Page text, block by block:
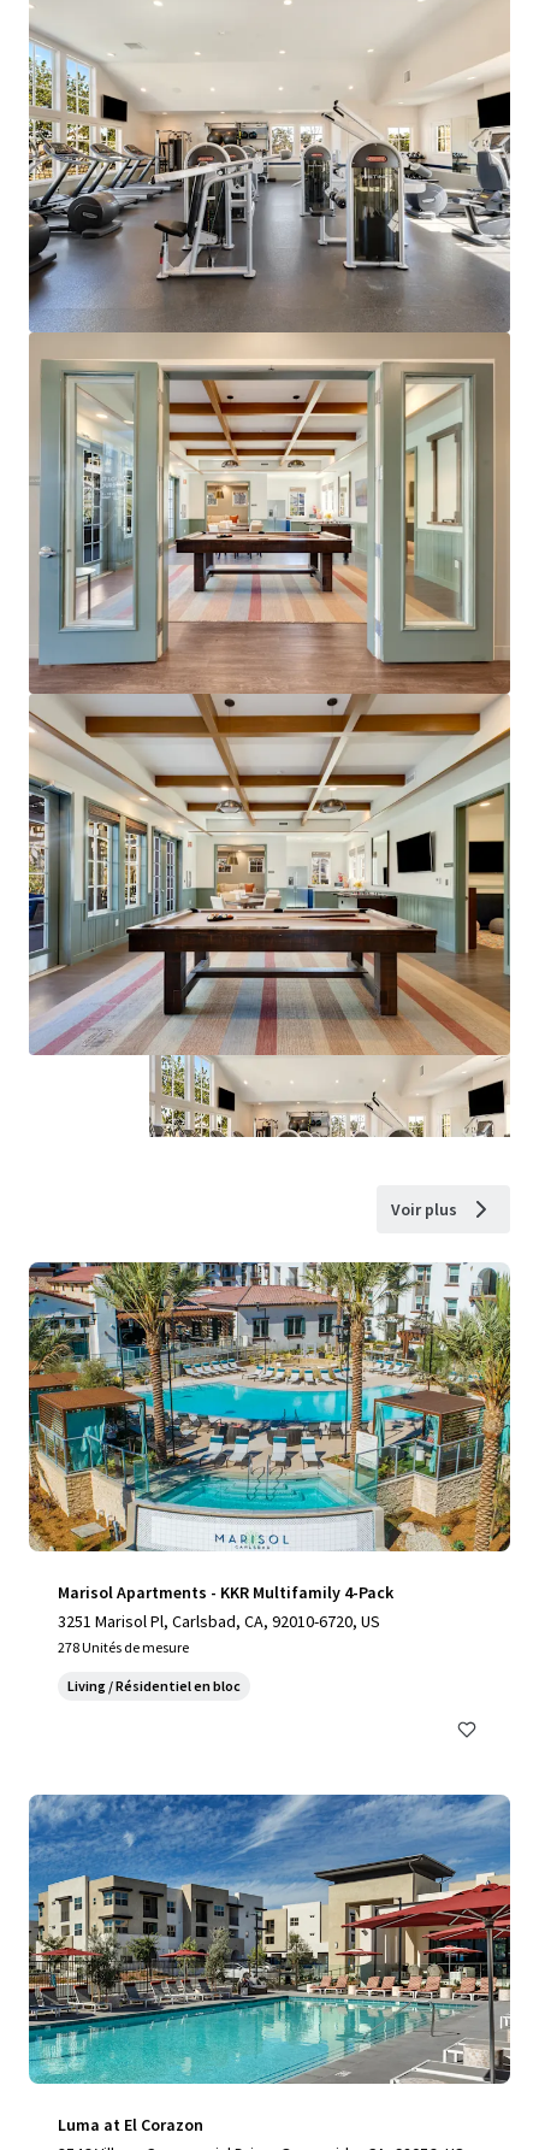
Voir plus
Marisol Apartments - KKR Multifamily 4-Pack
3251 Marisol Pl, Carlsbad, CA, 92010-6720, US
278 Unités de mesure
Living / Résidentiel en bloc
Luma at El Corazon